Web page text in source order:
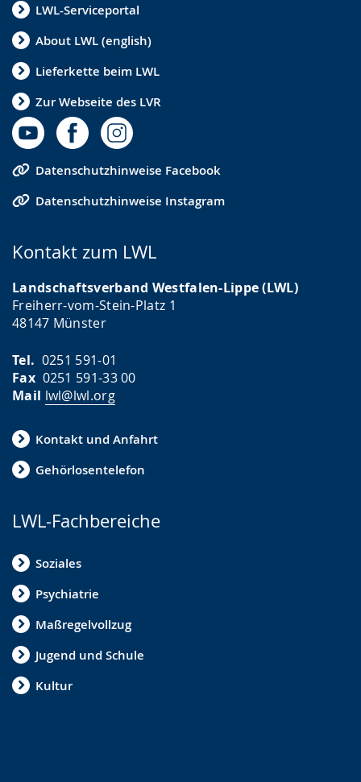
LWL-Serviceportal
About LWL (english)
Lieferkette beim LWL
Zur Webseite des LVR
Datenschutzhinweise Facebook
Datenschutzhinweise Instagram
Kontakt zum LWL
Landschaftsverband Westfalen-Lippe (LWL)
Freiherr-vom-Stein-Platz 1
48147 Münster
Tel. 0251 591-01
Fax0251 591-33 00
Mail lwl@lwl.org
Kontakt und Anfahrt
Gehörlosentelefon
LWL-Fachbereiche
Soziales
Psychiatrie
Maßregelvollzug
Jugend und Schule
Kultur